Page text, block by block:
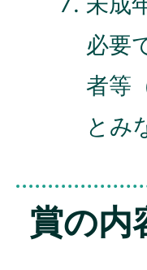
必要
者等
とみ
賞の内